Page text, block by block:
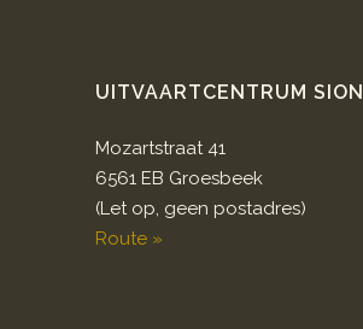
UITVAARTCENTRUM SION
Mozartstraat 41
6561 EB Groesbeek
(Let op, geen postadres)
Route »